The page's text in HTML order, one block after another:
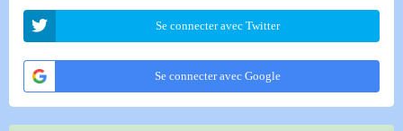
Se connecter avec Twitter
Se connecter avec Google